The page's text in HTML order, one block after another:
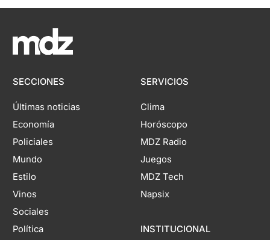
SECCIONES
Últimas noticias
Economía
Policiales
Mundo
Estilo
Vinos
Sociales
Política
SERVICIOS
Clima
Horóscopo
MDZ Radio
Juegos
MDZ Tech
Napsix
INSTITUCIONAL